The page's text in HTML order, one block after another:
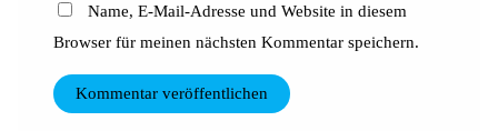
Name, E-Mail-Adresse und Website in diesem
Browser für meinen nächsten Kommentar speichern.